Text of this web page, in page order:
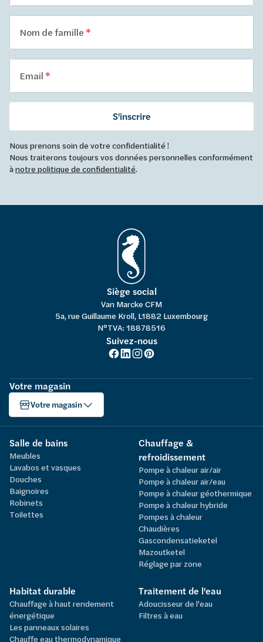
Nom de famille
Email
S'inscrire
Nous prenons soin de votre confidentialité !
Nous traiterons toujours vos données personnelles conformément
ànotre politique de confidentialité.
Siège social
Van Marcke CFM
5a, rue Guillaume Kroll, L1882 Luxembourg
N°TVA: 18878516
Suivez-nous
Votre magasin
Votre magasin
Salle de bains
Meubles
Lavabos et vasques
Douches
Baignoires
Robinets
Toilettes
Chauffage &
refroidissement
Pompe à chaleur air/air
Pompe à chaleur air/eau
Pompe à chaleur géothermique
Pompe à chaleur hybride
Pompes à chaleur
Chaudières
Gascondensatieketel
Mazoutketel
Réglage par zone
Habitat durable
Chauffage à haut rendement
énergétique
Les panneaux solaires
Chauffe eau thermodynamique
Traitement de l'eau
Adoucisseur de l'eau
Filtres à eau